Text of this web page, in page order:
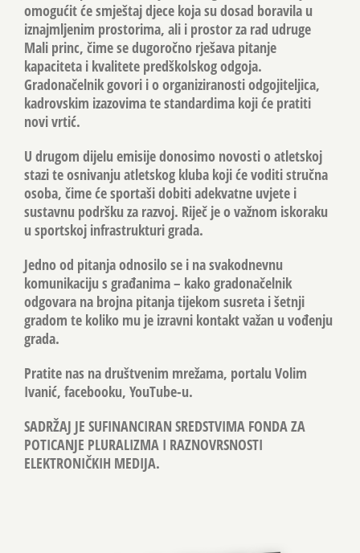
omogućit će smještaj djece koja su dosad boravila u
iznajmljenim prostorima, ali i prostor za rad udruge
Mali princ, čime se dugoročno rješava pitanje
kapaciteta i kvalitete predškolskog odgoja.
Gradonačelnik govori i o organiziranosti odgojiteljica,
kadrovskim izazovima te standardima koji će pratiti
novi vrtić.
U drugom dijelu emisije donosimo novosti o atletskoj
stazi te osnivanju atletskog kluba koji će voditi stručna
osoba, čime će sportaši dobiti adekvatne uvjete i
sustavnu podršku za razvoj. Riječ je o važnom iskoraku
u sportskoj infrastrukturi grada.
Jedno od pitanja odnosilo se i na svakodnevnu
komunikaciju s građanima – kako gradonačelnik
odgovara na brojna pitanja tijekom susreta i šetnji
gradom te koliko mu je izravni kontakt važan u vođenju
grada.
Pratite nas na društvenim mrežama, portalu Volim
Ivanić, facebooku, YouTube-u.
SADRŽAJ JE SUFINANCIRAN SREDSTVIMA FONDA ZA
POTICANJE PLURALIZMA I RAZNOVRSNOSTI
ELEKTRONIČKIH MEDIJA.